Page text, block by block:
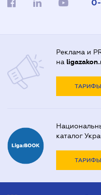
Реклама и
на
ТАРИФЫ
каталог
ТАРИФЫ